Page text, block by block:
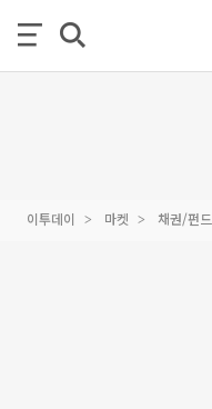
이투데이 마켓 채권/펀드